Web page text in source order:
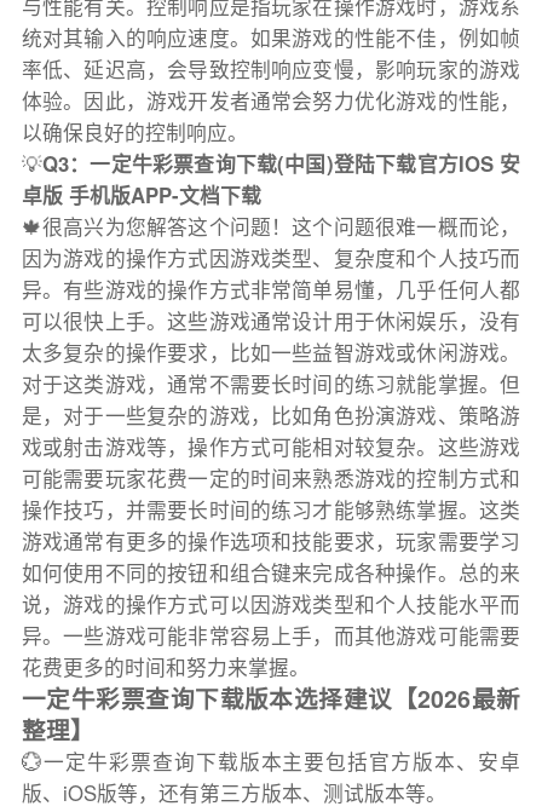
统对其输入的响应速度。如果游戏的性能不佳，例如帧
率低、延迟高，会导致控制响应变慢，影响玩家的游戏
体验。因此，游戏开发者通常会努力优化游戏的性能，
以确保良好的控制响应。
💡Q3：一定牛彩票查询下载(中国)登陆下载官方IOS 安
卓版 手机版APP-文档下载
🍁很高兴为您解答这个问题！这个问题很难一概而论，
因为游戏的操作方式因游戏类型、复杂度和个人技巧而
异。有些游戏的操作方式非常简单易懂，几乎任何人都
可以很快上手。这些游戏通常设计用于休闲娱乐，没有
太多复杂的操作要求，比如一些益智游戏或休闲游戏。
对于这类游戏，通常不需要长时间的练习就能掌握。但
是，对于一些复杂的游戏，比如角色扮演游戏、策略游
戏或射击游戏等，操作方式可能相对较复杂。这些游戏
可能需要玩家花费一定的时间来熟悉游戏的控制方式和
操作技巧，并需要长时间的练习才能够熟练掌握。这类
游戏通常有更多的操作选项和技能要求，玩家需要学习
如何使用不同的按钮和组合键来完成各种操作。总的来
说，游戏的操作方式可以因游戏类型和个人技能水平而
异。一些游戏可能非常容易上手，而其他游戏可能需要
花费更多的时间和努力来掌握。
一定牛彩票查询下载版本选择建议【2026最新
整理】
💮一定牛彩票查询下载版本主要包括官方版本、安卓
版、iOS版等，还有第三方版本、测试版本等。